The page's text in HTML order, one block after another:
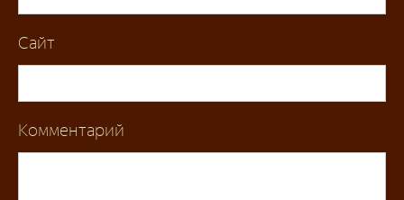
Сайт
Комментарий